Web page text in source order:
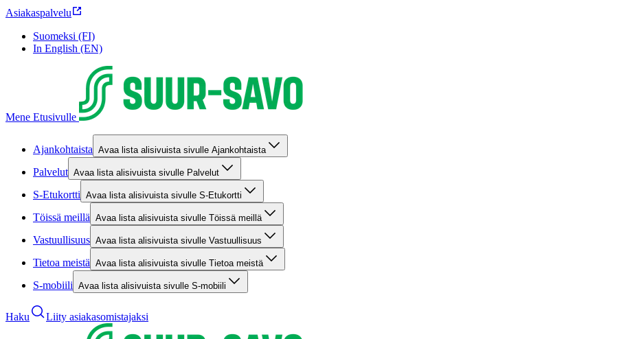
Asiakaspalvelu
Suomeksi (FI)
In English (EN)
Mene Etusivulle
Ajankohtaista Avaa lista alisivuista sivulle Ajankohtaista
Palvelut Avaa lista alisivuista sivulle Palvelut
S-Etukortti Avaa lista alisivuista sivulle S-Etukortti
Töissä meillä Avaa lista alisivuista sivulle Töissä meillä
Vastuullisuus Avaa lista alisivuista sivulle Vastuullisuus
Tietoa meistä Avaa lista alisivuista sivulle Tietoa meistä
S-mobiili Avaa lista alisivuista sivulle S-mobiili
Haku Liity asiakasomistajaksi